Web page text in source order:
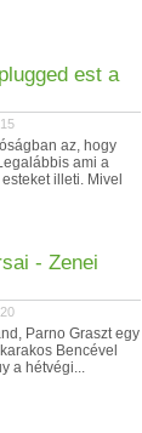
est a
az, hogy
ami a
illeti. Mivel
- Zenei
Parno Graszt egy
Bencével
a hétvégi...